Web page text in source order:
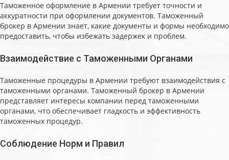
Таможенное оформление в Армении требует точности и
аккуратности при оформлении документов. Таможенный
брокер в Армении знает, какие документы и формы необходимо
предоставить, чтобы избежать задержек и проблем.
Взаимодействие с Таможенными Органами
Таможенные процедуры в Армении требуют взаимодействия с
таможенными органами. Таможенный брокер в Армении
представляет интересы компании перед таможенными
органами, что обеспечивает гладкость и эффективность
таможенных процедур.
Соблюдение Норм и Правил